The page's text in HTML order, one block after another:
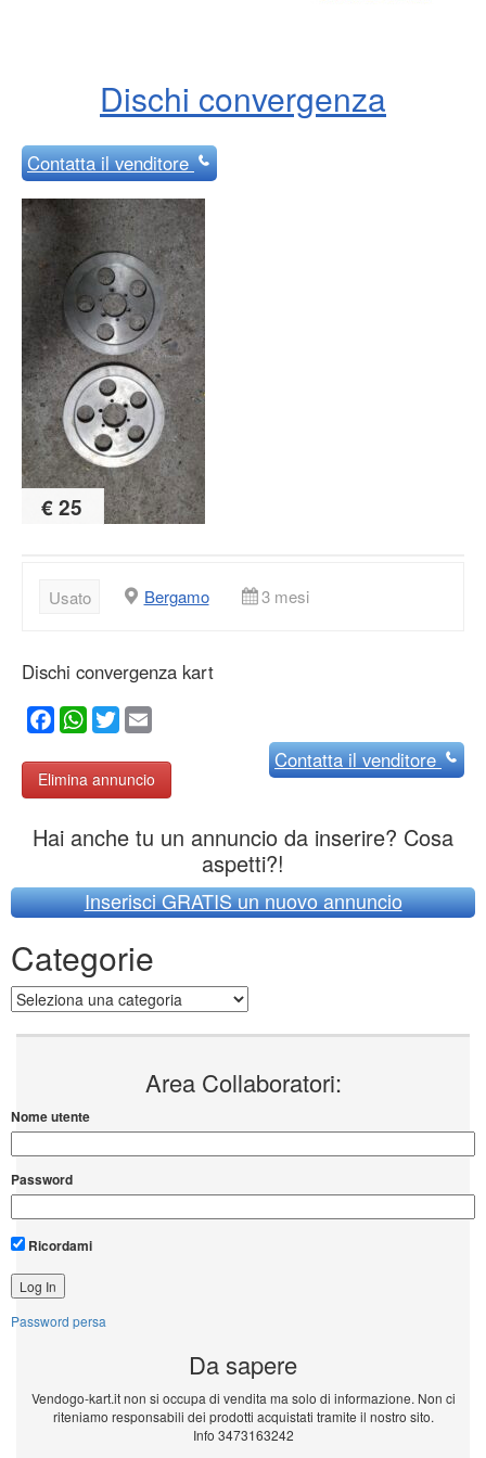
Dischi convergenza
Contattail venditore
€ 25
Usato Bergamo 3 mesi
Dischi convergenza kart
Facebook
WhatsApp
Twitter
Elimina annuncio
Contattail venditore
Hai anche tu un annuncio da inserire? Cosa
aspetti?!
Inserisci GRATIS un nuovo annuncio
Categorie
Categorie
Area Collaboratori:
Nome utente
Password
Ricordami
Password persa
Da sapere
Vendogo-kart.it non si occupa di vendita ma solo di informazione. Non ci
riteniamo responsabili dei prodotti acquistati tramite il nostro sito.
Info 3473163242